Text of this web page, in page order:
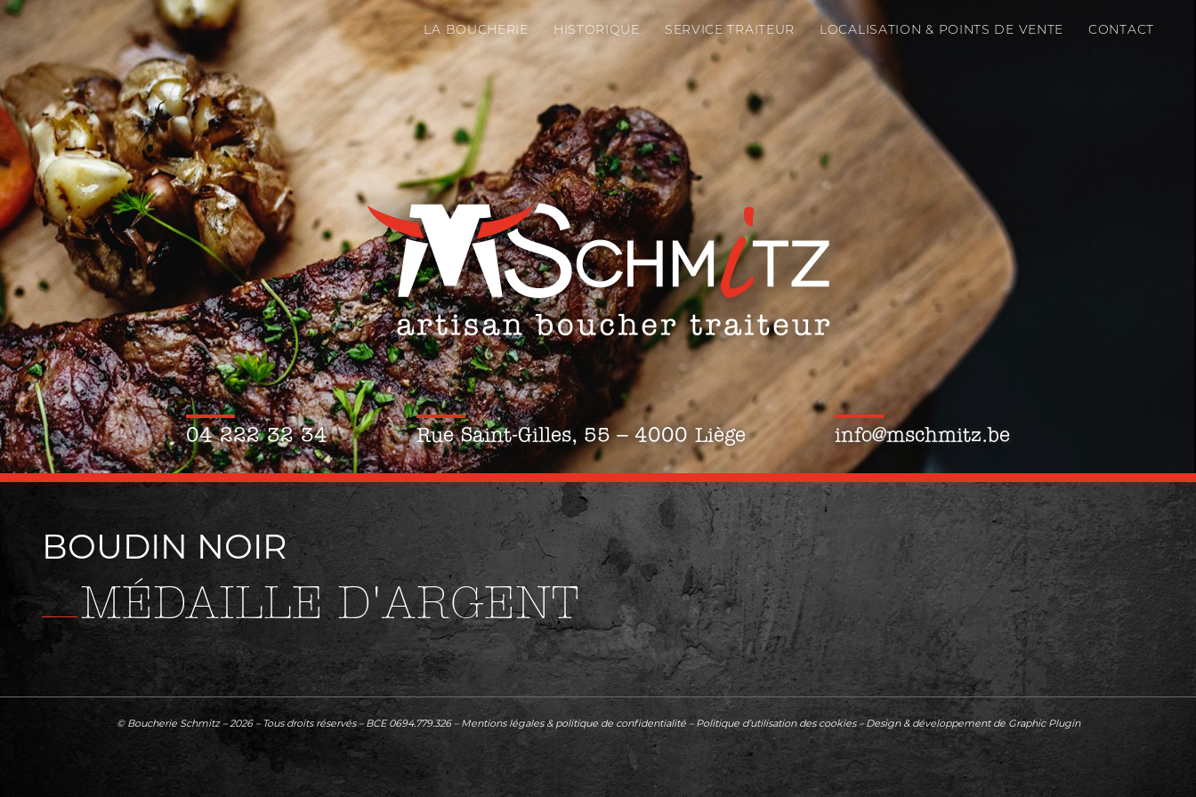
LA BOUCHERIE HISTORIQUE SERVICE TRAITEUR LOCALISATION & POINTS DE VENTE CONTACT
04 222 32 34 Rue Saint-Gilles, 55 – 4000 Liège info@mschmitz.be
BOUDIN NOIR
MÉDAILLE D'ARGENT
© Boucherie Schmitz – 2026 – Tous droits réservés – BCE 0694.779.326 – Mentions légales & politique de confidentialité– Politique d’utilisation des cookies– Design & développement deGraphic Plugin